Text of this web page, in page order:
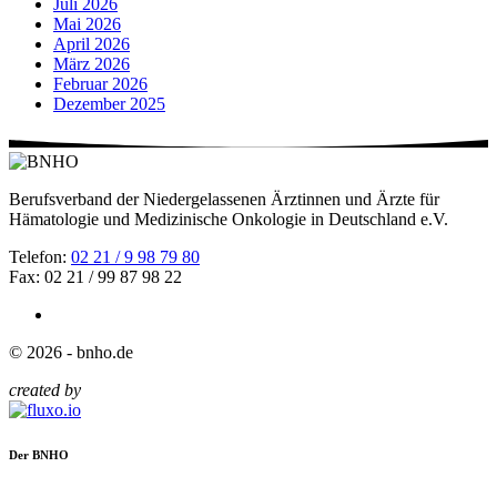
Juli 2026
Mai 2026
April 2026
März 2026
Februar 2026
Dezember 2025
Berufsverband der Niedergelassenen Ärztinnen und Ärzte für
Hämatologie und Medizinische Onkologie in Deutschland e.V.
Telefon: 02 21 / 9 98 79 80
Fax: 02 21 / 99 87 98 22
© 2026 - bnho.de
created by
Der BNHO